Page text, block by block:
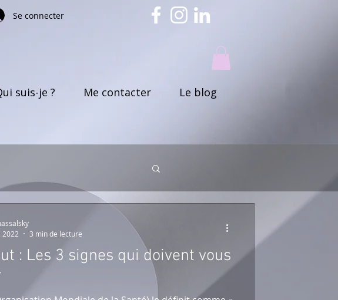
Se connecter
suis-je ? Me contacter Le blog
: Les 3 signes qui doivent vous
2022
3 min de lecture